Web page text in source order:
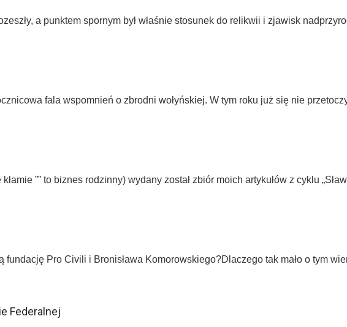
a punktem spornym był właśnie stosunek do relikwii i zjawisk
fala wspomnień o zbrodni wołyńskiej. W tym roku już się nie
”” to biznes rodzinny) wydany został zbiór moich artykułów z cyklu
fundację Pro Civili i Bronisława Komorowskiego?Dlaczego tak mało o tym
Federalnej